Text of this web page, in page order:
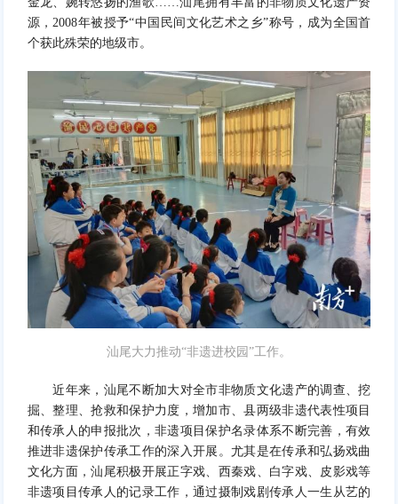
源，2008年被授予“中国民间文化艺术之乡”称号，成为全国首
个获此殊荣的地级市。
汕尾大力推动“非遗进校园”工作。
近年来，汕尾不断加大对全市非物质文化遗产的调查、挖
掘、整理、抢救和保护力度，增加市、县两级非遗代表性项目
和传承人的申报批次，非遗项目保护名录体系不断完善，有效
推进非遗保护传承工作的深入开展。尤其是在传承和弘扬戏曲
文化方面，汕尾积极开展正字戏、西秦戏、白字戏、皮影戏等
非遗项目传承人的记录工作，通过摄制戏剧传承人一生从艺的